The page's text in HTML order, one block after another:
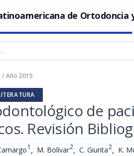
de Ortodoncia
/ Año 2015
de
Revisión
1 , M. Bolívar2, C. Giunta2, K.